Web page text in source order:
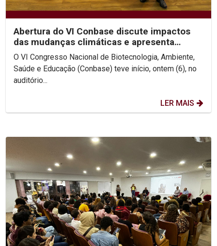
Abertura do VI Conbase discute impactos
das mudanças climáticas e apresenta
projeto de...
O VI Congresso Nacional de Biotecnologia, Ambiente,
Saúde e Educação (Conbase) teve início, ontem (6), no
auditório...
LER MAIS